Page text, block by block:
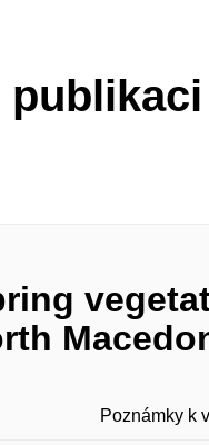
publikaci
Poznámky k